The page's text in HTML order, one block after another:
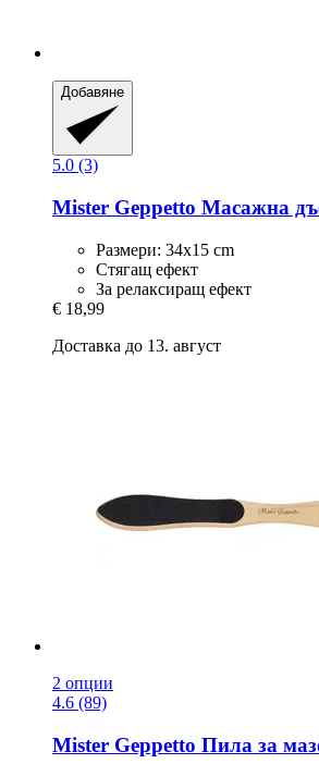
Добавяне
5.0 (3)
Mister Geppetto Масажна
Размери: 34х15 cm
Стягащ ефект
За релаксиращ ефект
€ 18,99
Доставка до 13. август
2 опции
4.6 (89)
Mister Geppetto Пила за